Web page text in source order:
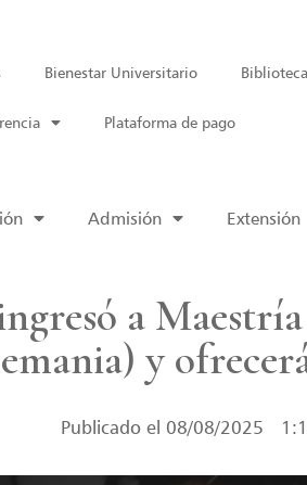
Bienestar Universitario Biblioteca
Plataforma de pago
Admisión Extensión
a
y
Publicado el 08/08/2025